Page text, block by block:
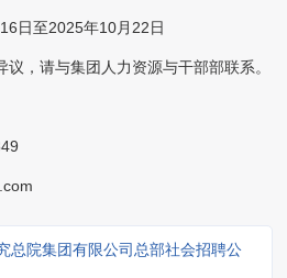
16日至2025年10月 22日
议，请与集团人力资源与干部部联系。
总院集团有限公司总部社会招聘公